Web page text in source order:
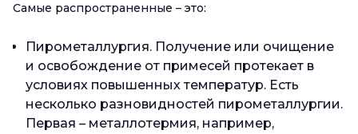
Самые распространенные – это:
Пирометаллургия. Получение или очищение
и освобождение от примесей протекает в
условиях повышенных температур. Есть
несколько разновидностей пирометаллургии.
Первая – металлотермия, например,